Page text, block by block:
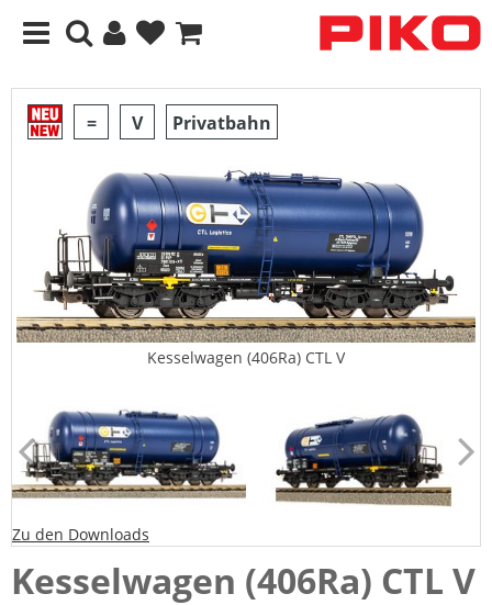
= V Privatbahn
Kesselwagen (406Ra) CTL V
Zu den Downloads
Kesselwagen (406Ra) CTL V